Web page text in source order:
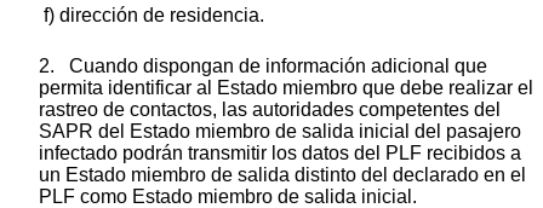
f) dirección de residencia.
2. Cuando dispongan de información adicional que
permita identificar al Estado miembro que debe realizar el
rastreo de contactos, las autoridades competentes del
SAPR del Estado miembro de salida inicial del pasajero
infectado podrán transmitir los datos del PLF recibidos a
un Estado miembro de salida distinto del declarado en el
PLF como Estado miembro de salida inicial.